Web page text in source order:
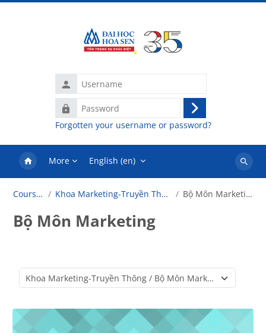
Username
Password
Log
in
Forgotten your username or password?
More English ‎(en)‎
Search
Courses Khoa Marketing-Truyền Thông Bộ Môn Marketing
Bộ Môn Marketing
Course categories